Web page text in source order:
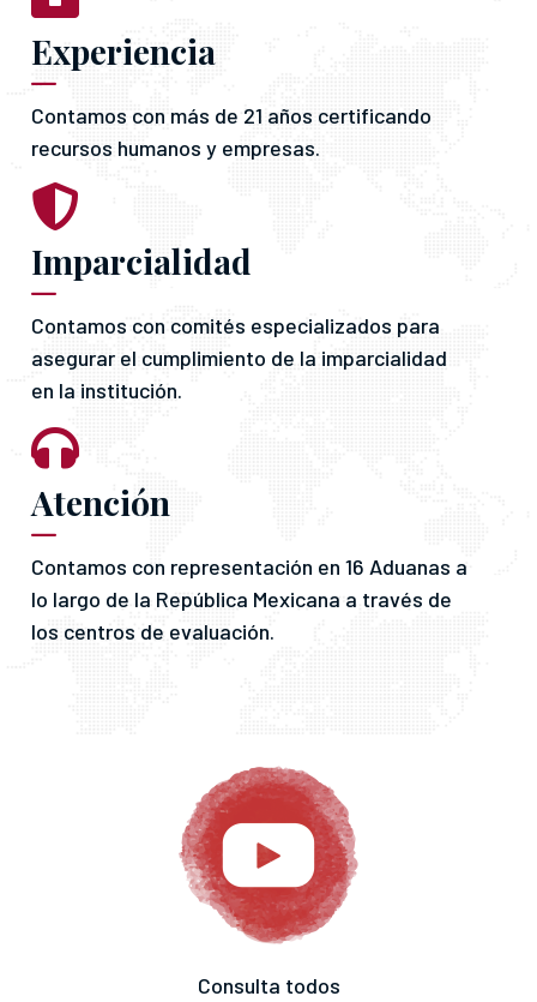
Experiencia
Contamos con más de 21 años certificando
recursos humanos y empresas.
Imparcialidad
Contamos con comités especializados para
asegurar el cumplimiento de la imparcialidad
en la institución.
Atención
Contamos con representación en 16 Aduanas a
lo largo de la República Mexicana a través de
los centros de evaluación.
Consulta todos